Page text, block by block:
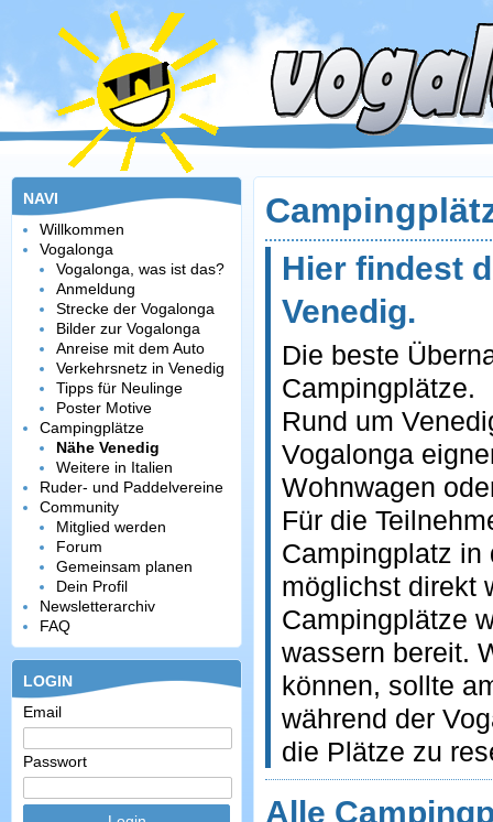
NAVI
Willkommen
Vogalonga
Vogalonga, was ist das?
Anmeldung
Strecke der Vogalonga
Bilder zur Vogalonga
Anreise mit dem Auto
Verkehrsnetz in Venedig
Tipps für Neulinge
Poster Motive
Campingplätze
Nähe Venedig
Weitere in Italien
Ruder- und Paddelvereine
Community
Mitglied werden
Forum
Gemeinsam planen
Dein Profil
Newsletterarchiv
FAQ
LOGIN
Email
Passwort
Hier findest
Venedig.
Die beste
Campingplätze.
Rund um
Vogalonga
Wohnwagen
Für die
Campingplatz in
möglichst direkt
Campingplätze
wassern bereit.
können, sollte
während der
die Plätze zu
Alle